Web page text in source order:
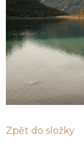
Zpět do složky